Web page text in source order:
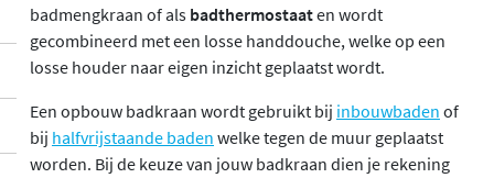
badmengkraan of als badthermostaaten wordt
gecombineerd met een losse handdouche, welke op een
losse houder naar eigen inzicht geplaatst wordt.
Een opbouw badkraan wordt gebruikt bij inbouwbaden of
bij halfvrijstaande baden welke tegen de muur geplaatst
worden. Bij de keuze van jouw badkraan dien je rekening